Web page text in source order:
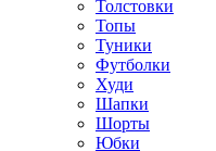
Толстовки
Топы
Туники
Футболки
Худи
Шапки
Шорты
Юбки